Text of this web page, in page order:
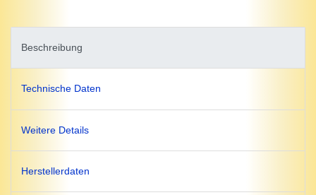
Beschreibung
Technische Daten
Weitere Details
Herstellerdaten